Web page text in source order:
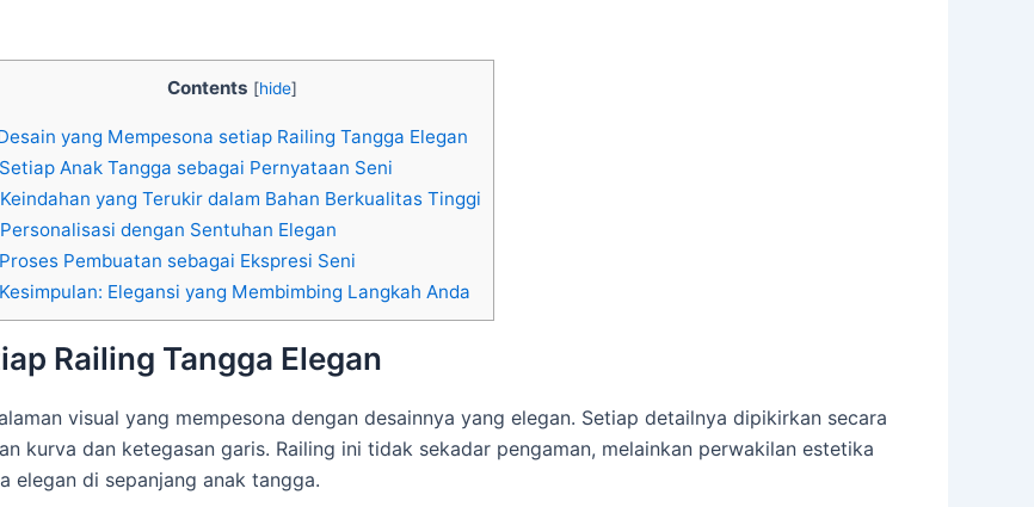
Contents [hide]
yang Mempesona setiap Railing Tangga Elegan
Setiap Anak Tangga sebagai Pernyataan Seni
Keindahan yang Terukir dalam Bahan Berkualitas Tinggi
Personalisasi dengan Sentuhan Elegan
Pembuatan sebagai Ekspresi Seni
Elegansi yang Membimbing Langkah Anda
Railing Tangga Elegan
visual yang mempesona dengan desainnya yang elegan. Setiap detailnya dipikirkan secara
kurva dan ketegasan garis. Railing ini tidak sekadar pengaman, melainkan perwakilan estetika
elegan di sepanjang anak tangga.